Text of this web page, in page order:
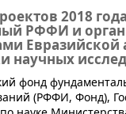
2018
РФФИ и
Евразийской
научных
фонд
(РФФИ, Фонд),